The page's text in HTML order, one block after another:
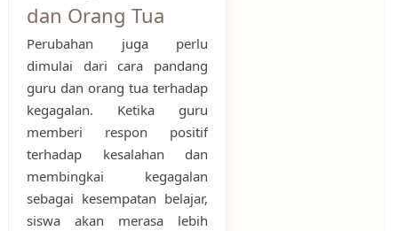
dan Orang Tua
Perubahan juga perlu
dimulai dari cara pandang
guru dan orang tua terhadap
kegagalan. Ketika guru
memberi respon positif
terhadap kesalahan dan
membingkai kegagalan
sebagai kesempatan belajar,
siswa akan merasa lebih